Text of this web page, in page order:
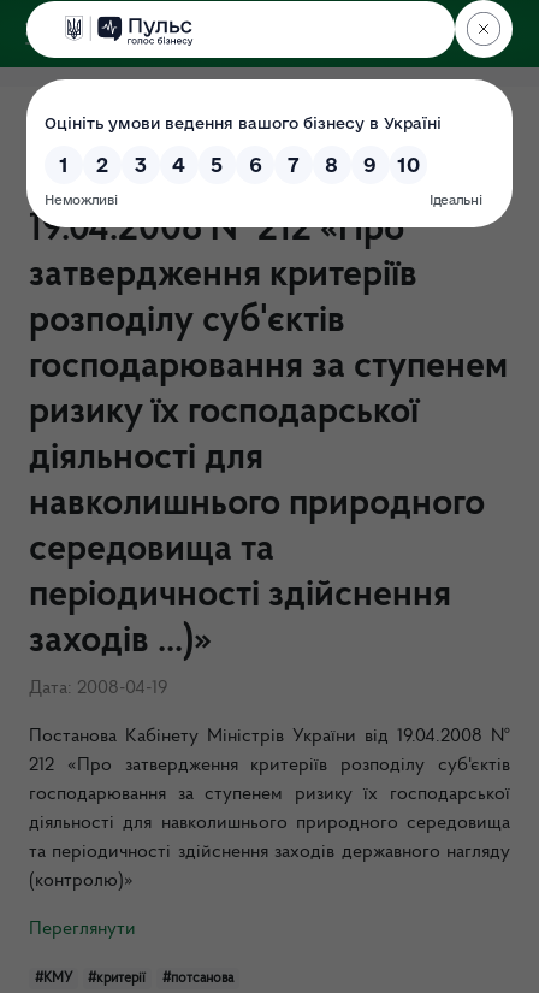
ДЕРЖЕКОІНСПЕКЦІЯ
Постанова Кабінету
Міністрів України від
19.04.2008 № 212 «Про
затвердження критеріїв
розподілу суб'єктів
господарювання за ступенем
ризику їх господарської
діяльності для
навколишнього природного
середовища та
періодичності здійснення
заходів ...)»
Дата: 2008-04-19
Постанова Кабінету Міністрів України від 19.04.2008 №
212 «Про затвердження критеріїв розподілу суб'єктів
господарювання за ступенем ризику їх господарської
діяльності для навколишнього природного середовища
та періодичності здійснення заходів державного нагляду
(контролю)»
Переглянути
#КМУ #критерії #потсанова